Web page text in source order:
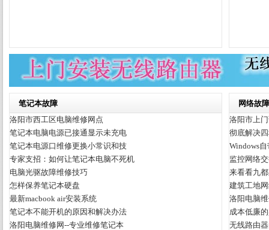
笔记本故障
洛阳市西工区电脑维修网点
笔记本电脑电源已接通显示未充电
笔记本电源口维修更换小常识和技
专家支招：如何让笔记本电脑不死机
电脑光驱故障维修技巧
怎样保养笔记本硬盘
最新macbook air安装系统
笔记本不能开机的原因和解决办法
洛阳电脑维修网--专业维修笔记本
网络故障
洛阳市上
彻底解决
Windows
监控网络
来看看九
建筑工地
洛阳电脑
成本低廉
无线路由